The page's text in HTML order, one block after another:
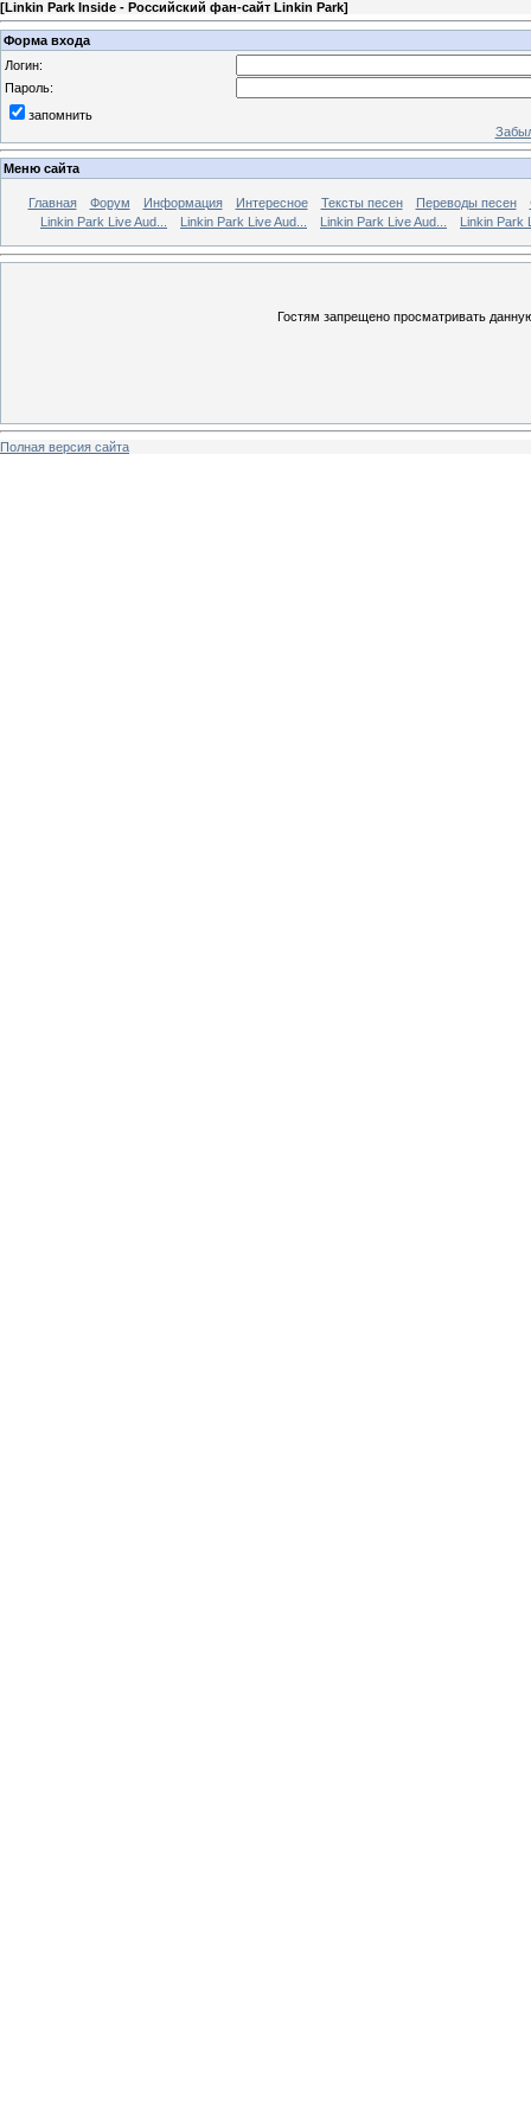
[Linkin Park Inside - Российский фан-сайт Linkin Park]
Форма входа
Логин:
Пароль:
запомнить
Меню сайта
Главная Форум Информация Интересное Тексты песен Переводы песен
Linkin Park Live Aud...
Linkin Park Live Aud... Linkin Park Live Aud... Linkin Park
Гостям запрещено просматривать
Полная версия сайта